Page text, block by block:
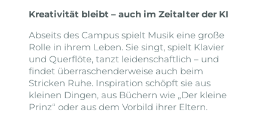
Kreativität bleibt – auch im Zeitalter der KI
Abseits des Campus spielt Musik eine große
Rolle in ihrem Leben. Sie singt, spielt Klavier
und Querflöte, tanzt leidenschaftlich – und
findet überraschenderweise auch beim
Stricken Ruhe. Inspiration schöpft sie aus
kleinen Dingen, aus Büchern wie „Der kleine
Prinz“ oder aus dem Vorbild ihrer Eltern.